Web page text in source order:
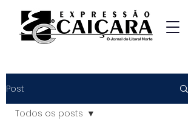
Post
Todos os posts